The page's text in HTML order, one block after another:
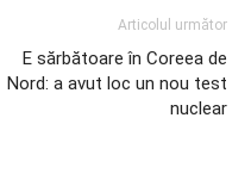
Articolul următor
E sărbătoare în Coreea de
Nord: a avut loc un nou test
nuclear